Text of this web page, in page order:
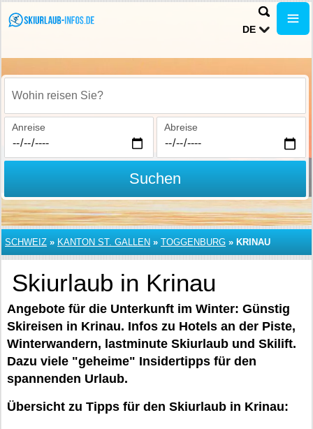
DE
Wohin reisen Sie?
Anreise Abreise
Suchen
SCHWEIZ » KANTON ST. GALLEN » TOGGENBURG » KRINAU
Skiurlaub in Krinau
Angebote für die Unterkunft im Winter: Günstig
Skireisen in Krinau. Infos zu Hotels an der Piste,
Winterwandern, lastminute Skiurlaub und Skilift.
Dazu viele "geheime" Insidertipps für den
spannenden Urlaub.
Übersicht zu Tipps für den Skiurlaub in Krinau: